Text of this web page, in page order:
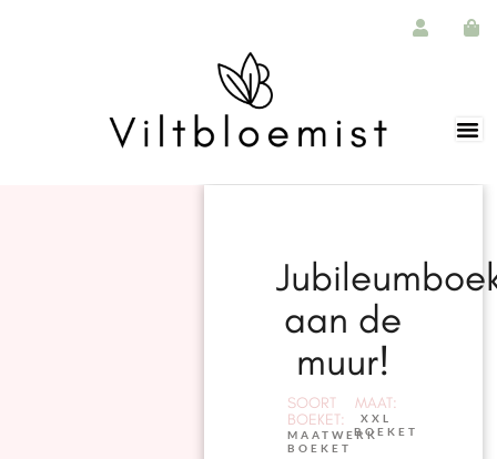
aan de
muur!
SOORT
BOEKET:
MAATWERK
BOEKET
MAAT:
XXL
BOEKET